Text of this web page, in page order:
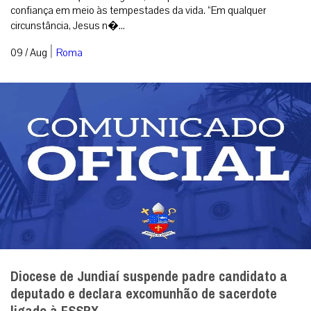
confiança em meio às tempestades da vida. “Em qualquer
circunstância, Jesus n�...
09 / Aug | Roma
Diocese de Jundiaí suspende padre candidato a
deputado e declara excomunhão de sacerdote